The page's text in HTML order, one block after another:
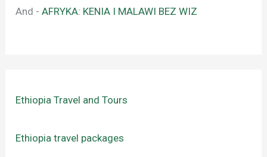
And -AFRYKA: KENIA I MALAWI BEZ WIZ
Ethiopia Travel and Tours
Ethiopia travel packages